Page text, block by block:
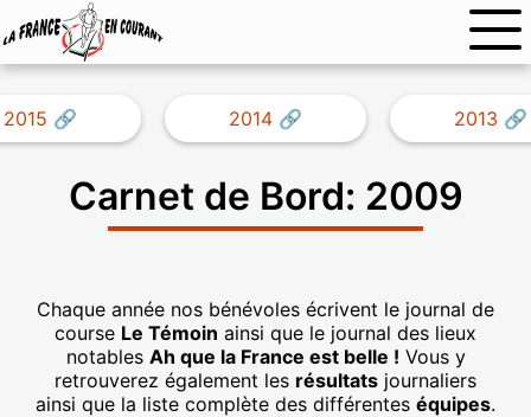
2015 2014 2013
Carnet de Bord: 2009
Chaque année nos bénévoles écrivent le journal de
course Le Témoin ainsi que le journal des lieux
notables Ah que la France est belle ! Vous y
retrouverez également les résultats journaliers
ainsi que la liste complète des différentes équipes.